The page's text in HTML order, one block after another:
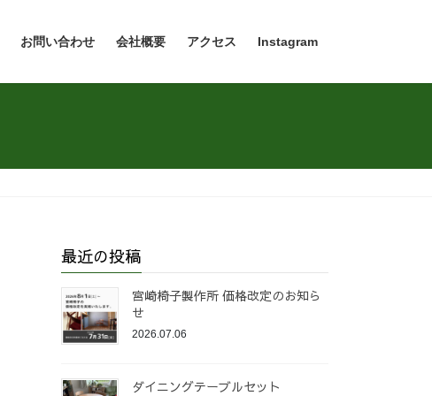
お問い合わせ 会社概要 アクセス Instagram
最近の投稿
宮崎椅子製作所 価格改定のお知ら
せ
2026.07.06
ダイニングテーブルセット